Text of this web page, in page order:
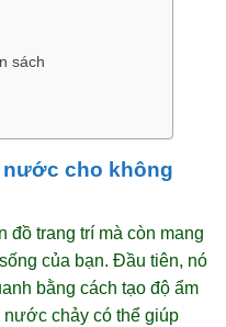
sách
nước cho không
đồ trang trí mà còn mang
của bạn. Đầu tiên, nó
bằng cách tạo độ ẩm
chảy có thể giúp